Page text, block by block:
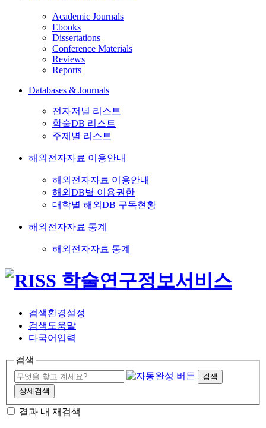
Academic Journals
Ebooks
Dissertations
Conference Materials
Reviews
Reports
Databases & Journals
전자저널 리스트
학술DB 리스트
주제별 리스트
해외전자자료 이용안내
해외전자자료 이용안내
해외DB별 이용권한
대학별 해외DB 구독현황
해외전자자료 통계
해외전자자료 통계
검색환경설정
검색도움말
다국어입력
검색
검색
상세검색
결과 내 재검색